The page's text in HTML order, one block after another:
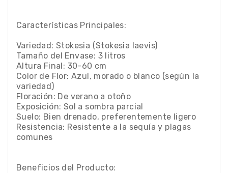
Características Principales:
Variedad: Stokesia (Stokesia laevis)
Tamaño del Envase: 3 litros
Altura Final: 30-60 cm
Color de Flor: Azul, morado o blanco (según la
variedad)
Floración: De verano a otoño
Exposición: Sol a sombra parcial
Suelo: Bien drenado, preferentemente ligero
Resistencia: Resistente a la sequía y plagas
comunes
Beneficios del Producto: